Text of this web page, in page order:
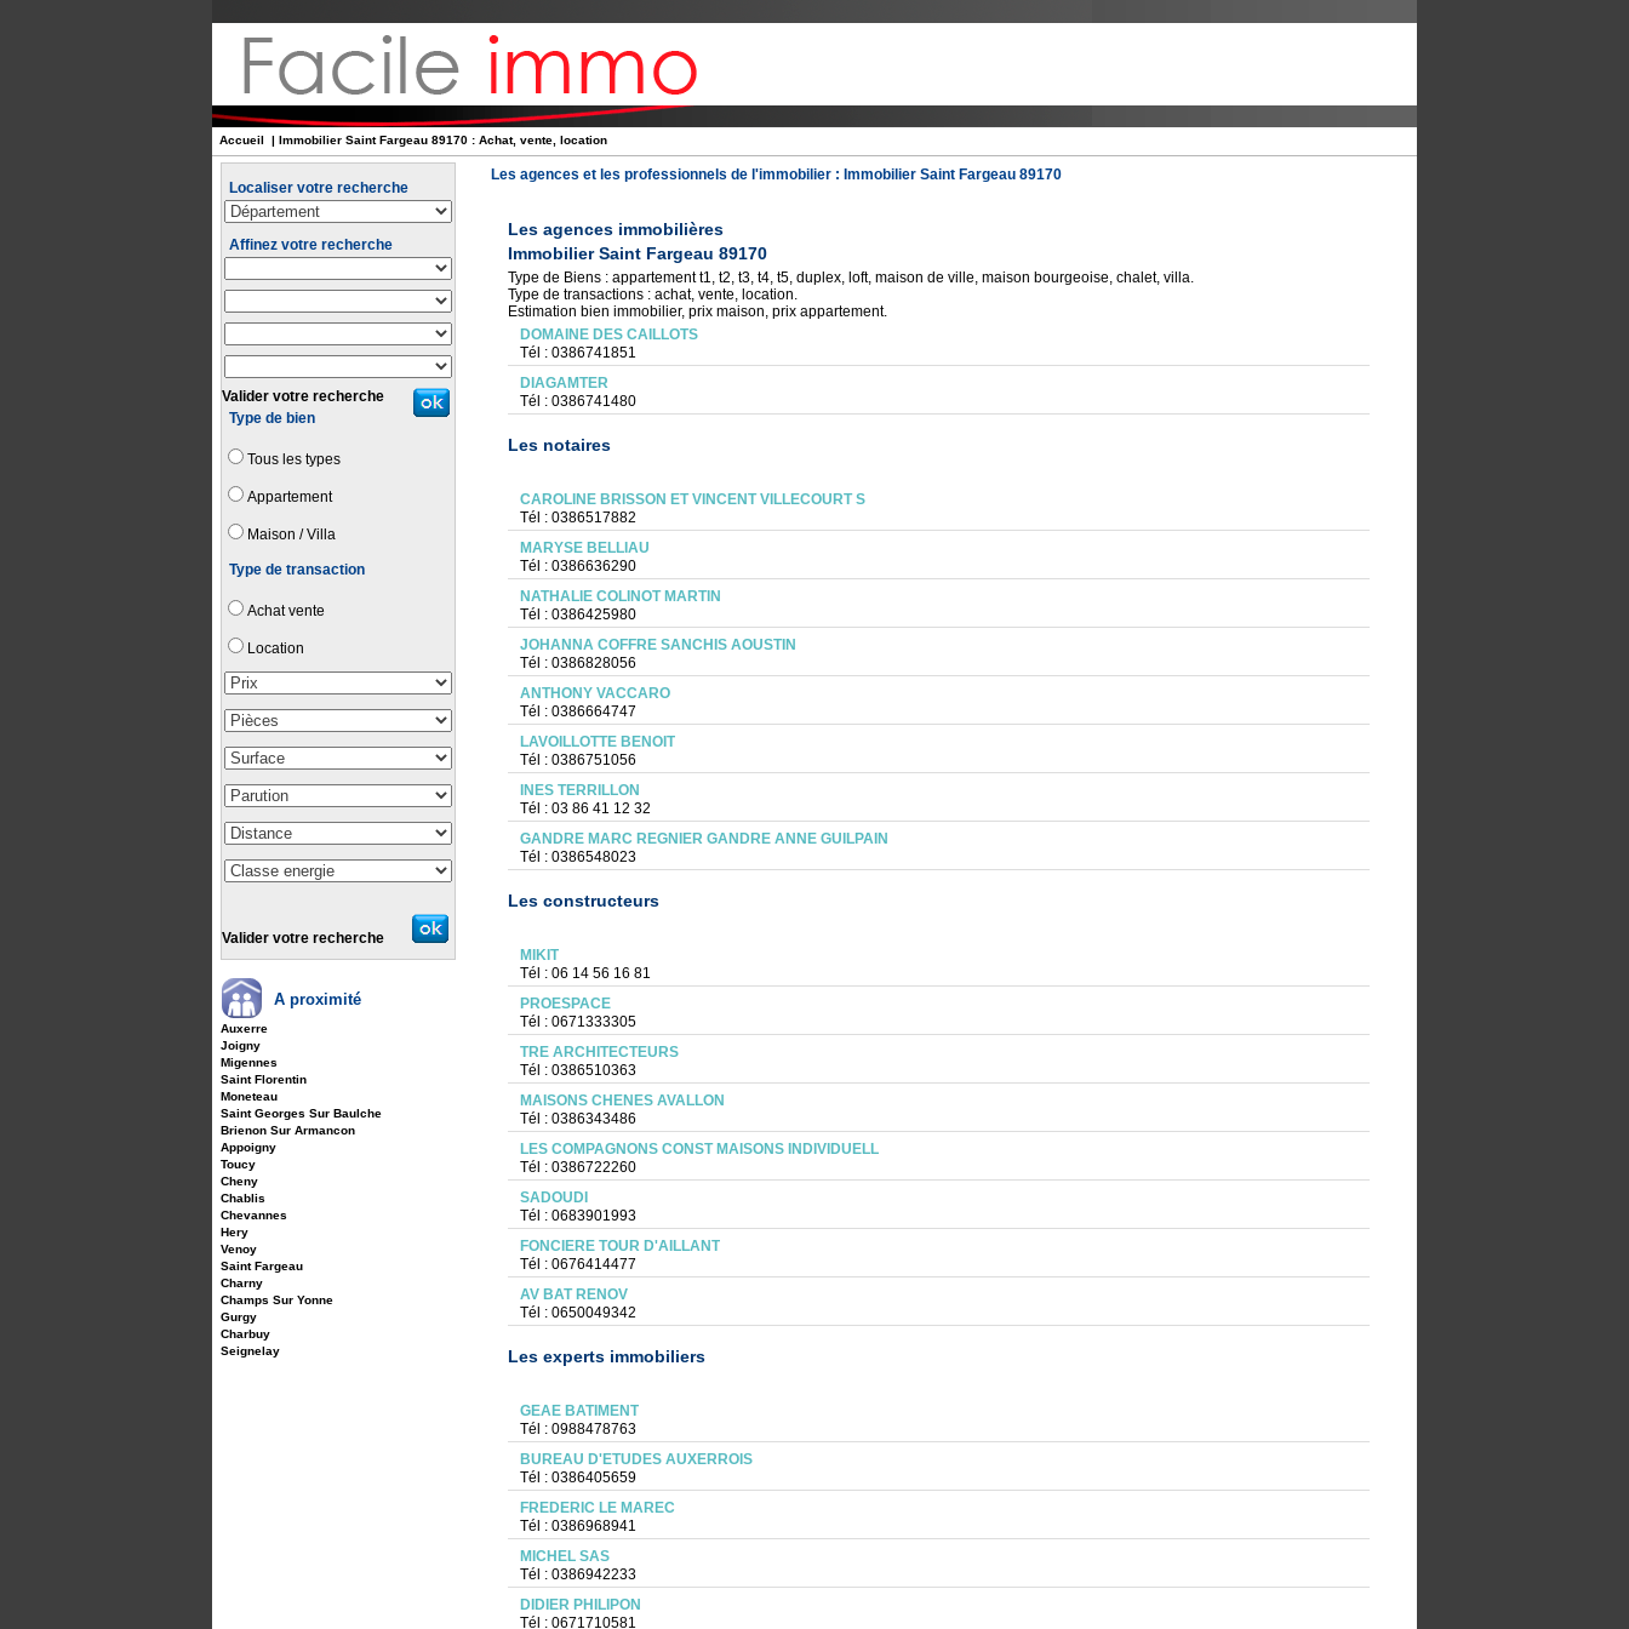
Accueil | Immobilier Saint Fargeau 89170 : Achat, vente, location
Localiser votre recherche
Affinez votre recherche
Valider votre recherche
Type de bien
Tous les types
Appartement
Maison / Villa
Type de transaction
Achat vente
Location
Valider votre recherche
A proximité
Auxerre
Joigny
Migennes
Saint Florentin
Moneteau
Saint Georges Sur Baulche
Brienon Sur Armancon
Appoigny
Toucy
Cheny
Chablis
Chevannes
Hery
Venoy
Saint Fargeau
Charny
Champs Sur Yonne
Gurgy
Charbuy
Seignelay
Les agences et les professionnels de l'immobilier : Immobilier Saint Fargeau 89170
Les agences immobilières
Immobilier Saint Fargeau 89170
Type de Biens : appartement t1, t2, t3, t4, t5, duplex, loft, maison de ville, maison bourgeoise, chalet, villa.
Type de transactions : achat, vente, location.
Estimation bien immobilier, prix maison, prix appartement.
DOMAINE DES CAILLOTS
Tél : 0386741851
DIAGAMTER
Tél : 0386741480
Les notaires
CAROLINE BRISSON ET VINCENT VILLECOURT S
Tél : 0386517882
MARYSE BELLIAU
Tél : 0386636290
NATHALIE COLINOT MARTIN
Tél : 0386425980
JOHANNA COFFRE SANCHIS AOUSTIN
Tél : 0386828056
ANTHONY VACCARO
Tél : 0386664747
LAVOILLOTTE BENOIT
Tél : 0386751056
INES TERRILLON
Tél : 03 86 41 12 32
GANDRE MARC REGNIER GANDRE ANNE GUILPAIN
Tél : 0386548023
Les constructeurs
MIKIT
Tél : 06 14 56 16 81
PROESPACE
Tél : 0671333305
TRE ARCHITECTEURS
Tél : 0386510363
MAISONS CHENES AVALLON
Tél : 0386343486
LES COMPAGNONS CONST MAISONS INDIVIDUELL
Tél : 0386722260
SADOUDI
Tél : 0683901993
FONCIERE TOUR D'AILLANT
Tél : 0676414477
AV BAT RENOV
Tél : 0650049342
Les experts immobiliers
GEAE BATIMENT
Tél : 0988478763
BUREAU D'ETUDES AUXERROIS
Tél : 0386405659
FREDERIC LE MAREC
Tél : 0386968941
MICHEL SAS
Tél : 0386942233
DIDIER PHILIPON
Tél : 0671710581